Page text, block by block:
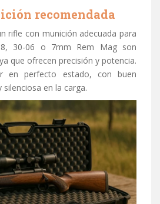
recomendada
rifle con munición adecuada para
30-06 o 7mm Rem Mag son
que ofrecen precisión y potencia.
en perfecto estado, con buen
en la carga.